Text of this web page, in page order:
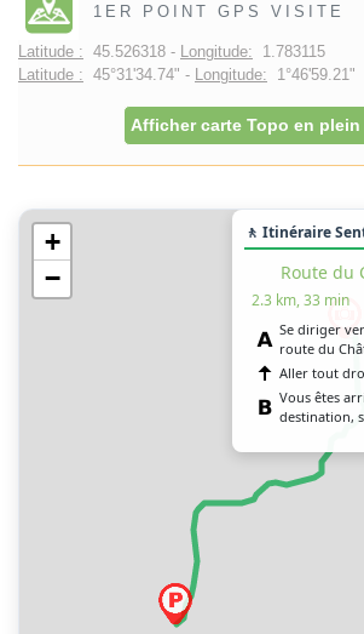
1ER POINT GPS VISITE
Latitude : 45.526318 - Longitude: 1.783115
Latitude : 45°31'34.74" - Longitude: 1°46'59.21"
Afficher carte Topo en plein
+
−
🚶 Itinéraire
Route du
2.3 km, 33 min
Se diriger
route du
Aller tout
Vous êtes
destination,